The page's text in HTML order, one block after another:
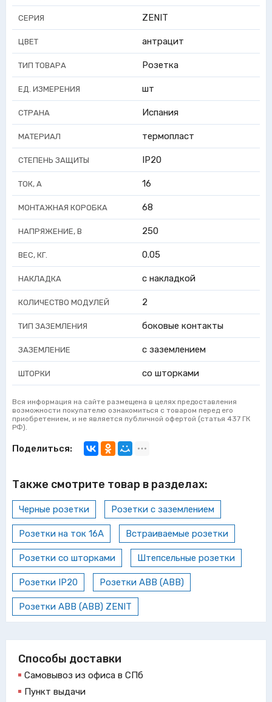
СЕРИЯ ZENIT
ЦВЕТ антрацит
ТИП ТОВАРА Розетка
ЕД. ИЗМЕРЕНИЯ шт
СТРАНА Испания
МАТЕРИАЛ термопласт
СТЕПЕНЬ ЗАЩИТЫ IP20
ТОК, А 16
МОНТАЖНАЯ КОРОБКА 68
НАПРЯЖЕНИЕ, В 250
ВЕС, КГ. 0.05
НАКЛАДКА с накладкой
КОЛИЧЕСТВО МОДУЛЕЙ 2
ТИП ЗАЗЕМЛЕНИЯ боковые контакты
ЗАЗЕМЛЕНИЕ с заземлением
ШТОРКИ со шторками
Вся информация на сайте размещена в целях предоставления
возможности покупателю ознакомиться с товаром перед его
приобретением, и не является публичной офертой (статья 437 ГК
РФ).
Поделиться:
Также смотрите товар в разделах:
Черные розетки Розетки с заземлением
Розетки на ток 16А Встраиваемые розетки
Розетки со шторками Штепсельные розетки
Розетки IP20 Розетки ABB (АВВ)
Розетки ABB (АВВ) ZENIT
Способы доставки
Самовывоз из офиса в СПб
Пункт выдачи